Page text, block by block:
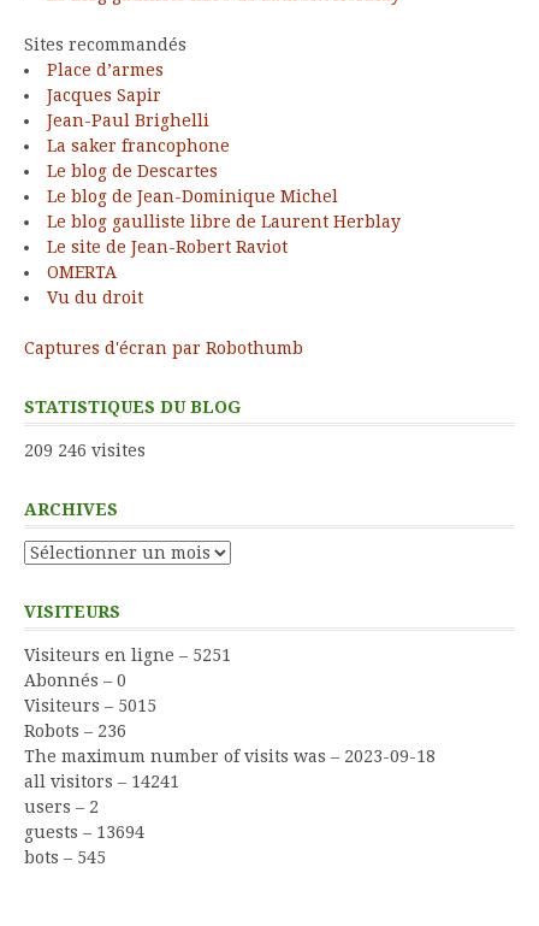
Sites recommandés
Place d’armes
Jacques Sapir
Jean-Paul Brighelli
La saker francophone
Le blog de Descartes
Le blog de Jean-Dominique Michel
Le blog gaulliste libre de Laurent Herblay
Le site de Jean-Robert Raviot
OMERTA
Vu du droit
Captures d'écran par Robothumb
STATISTIQUES DU BLOG
209 246 visites
ARCHIVES
Archives
VISITEURS
Visiteurs en ligne – 5251
Abonnés – 0
Visiteurs – 5015
Robots – 236
The maximum number of visits was – 2023-09-18
all visitors – 14241
users – 2
guests – 13694
bots – 545